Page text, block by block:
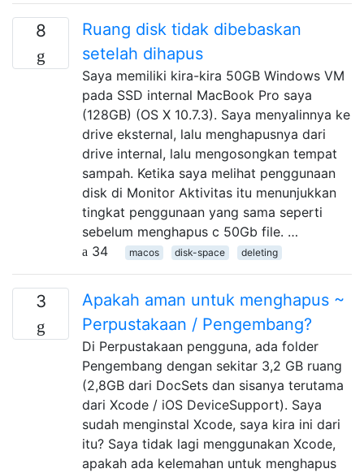
8
Ruang disk tidak dibebaskan
setelah dihapus
Saya memiliki kira-kira 50GB Windows VM
pada SSD internal MacBook Pro saya
(128GB) (OS X 10.7.3). Saya menyalinnya ke
drive eksternal, lalu menghapusnya dari
drive internal, lalu mengosongkan tempat
sampah. Ketika saya melihat penggunaan
disk di Monitor Aktivitas itu menunjukkan
tingkat penggunaan yang sama seperti
sebelum menghapus c 50Gb file. …
34
macos disk-space deleting
3
Apakah aman untuk menghapus ~
Perpustakaan / Pengembang?
Di Perpustakaan pengguna, ada folder
Pengembang dengan sekitar 3,2 GB ruang
(2,8GB dari DocSets dan sisanya terutama
dari Xcode / iOS DeviceSupport). Saya
sudah menginstal Xcode, saya kira ini dari
itu? Saya tidak lagi menggunakan Xcode,
apakah ada kelemahan untuk menghapus